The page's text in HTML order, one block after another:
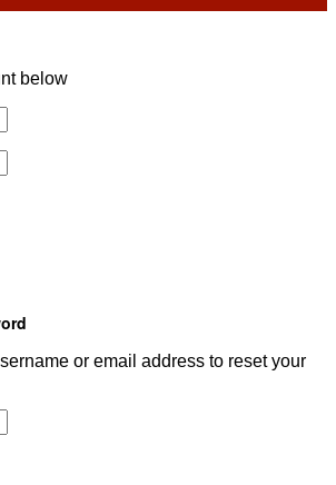
below
or email address to reset your